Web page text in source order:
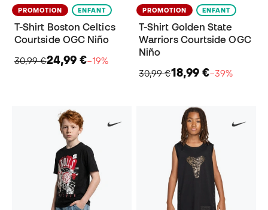
PROMOTION ENFANT
T-Shirt Boston Celtics
Courtside OGC Niño
30,99 €24,99 €−19%
PROMOTION ENFANT
T-Shirt Golden State
Warriors Courtside OGC
Niño
30,99 €18,99 €−39%